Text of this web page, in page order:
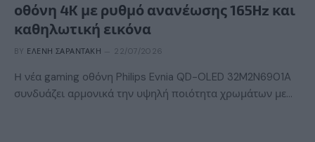
οθόνη 4K με ρυθμό ανανέωσης 165Hz και
καθηλωτική εικόνα
BY ΕΛΈΝΗ ΣΑΡΑΝΤΆΚΗ 22/07/2026
Η νέα gaming οθόνη Philips Evnia QD-OLED 32M2N6901A
συνδυάζει αρμονικά την υψηλή ποιότητα χρωμάτων με…